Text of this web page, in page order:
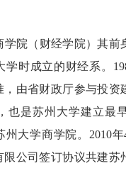
院（财经学院）其前
学时成立的财经系。
，由省财政厅参与投资
也是苏州大学建立最
州大学商学院。2010
公司签订协议共建苏